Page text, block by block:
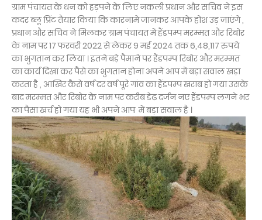
ग्राम पंचायत के धन को हड़पने के लिए नकली प्रधान और सचिव ने इस
कदर ब्लू प्रिंट तैयार किया कि कारनामे जानकर आपके होश उड़ जाएंगे ,
प्रधान और सचिव ने मिलकर ग्राम पंचायत में हैंडपम्प मरम्मत और रिबोर
के नाम पर 17 फरवरी 2022 से लेकर 9 मई 2024 तक 6,48,117 रुपये
का भुगतान कर लिया । इतने बड़े पैमाने पर हैंडपम्प रिबोर और मरम्मत
का कार्य दिखा कर पैसे का भुगतान होना अपने आप में बड़ा सवाल खड़ा
करता है , आखिर कैसे वर्ष दर वर्ष पूरे गांव का हैंडपम्प खराब हो गया उसके
बाद मरम्मत और रिबोर के नाम पर करीब डेढ़ दर्जन नए हैंडपम्प लगने भर
का पैसा खर्च हो गया यह भी अपने आप में बड़ा सवाल है ।